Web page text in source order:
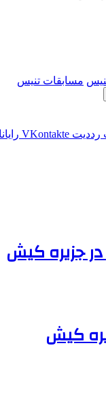
مسابقات تنیس
‫رددیت ‫VKontakte
در جزیره کیش
کیش